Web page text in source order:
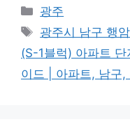
Categories
광주
Tags
광주시 남구 행
(S-1블럭) 아파트
이드 | 아파트, 남구,